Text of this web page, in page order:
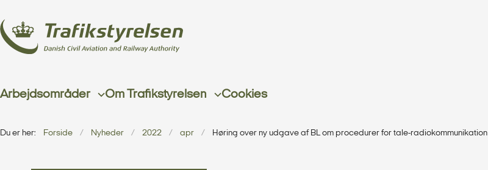
Arbejdsområder Om Trafikstyrelsen Cookies
Du er her: Forside Nyheder 2022 apr Høring over ny udgave af BL om procedurer for tale-radiokommunikation